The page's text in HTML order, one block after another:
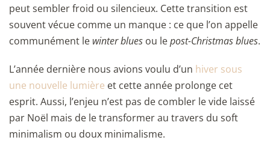
peut sembler froid ou silencieux. Cette transition est
souvent vécue comme un manque : ce que l’on appelle
communément le winter blues ou lepost-Christmas blues.
L’année dernière nous avions voulu d’un hiver sous
une nouvelle lumière et cette année prolonge cet
esprit. Aussi, l’enjeu n’est pas de combler le vide laissé
par Noël mais de le transformer au travers du soft
minimalism ou doux minimalisme.